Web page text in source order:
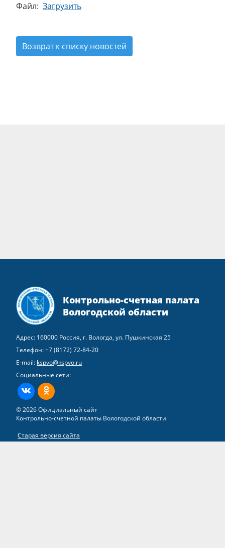
Файл: Загрузить
Возврат к списку новостей
Контрольно-счетная палата
Вологодской области
Адрес: 160000 Россия, г. Вологда, ул. Пушкинская 25
Телефон:+7 (8172) 72-84-20
E-mail: kspvo@kspvo.ru
Социальные сети:
ВКонтактеОдноклассники
© 2026 Официальный сайт
Контрольно-счетной палаты Вологодской области
Старая версия сайта